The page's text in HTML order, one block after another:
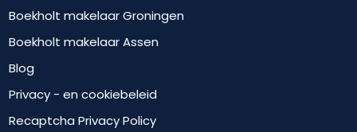
Boekholt makelaar Groningen
Boekholt makelaar Assen
Blog
Privacy - en cookiebeleid
Recaptcha Privacy Policy